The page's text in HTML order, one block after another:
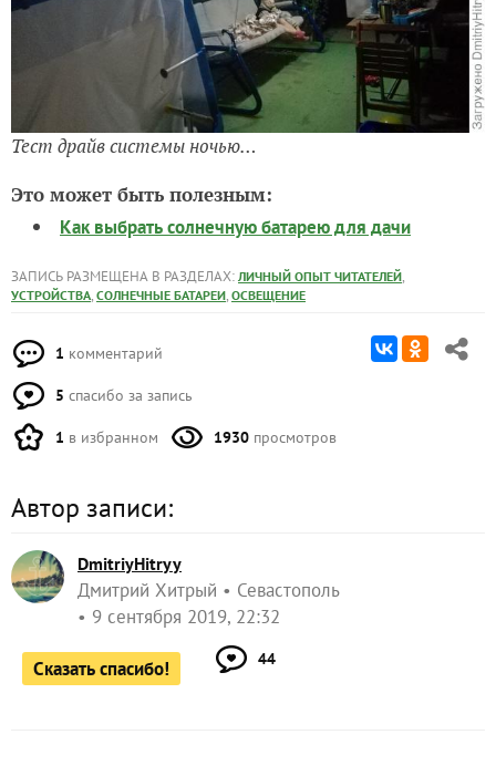
Тест драйв системы ночью…
Это может быть полезным:
Как выбрать солнечную батарею для дачи
ЗАПИСЬ РАЗМЕЩЕНА В РАЗДЕЛАХ: ЛИЧНЫЙ ОПЫТ ЧИТАТЕЛЕЙ,
УСТРОЙСТВА, СОЛНЕЧНЫЕ БАТАРЕИ, ОСВЕЩЕНИЕ
1 комментарий
5 спасибо за запись
1 в избранном 1930 просмотров
Автор записи:
DmitriyHitryy
Дмитрий Хитрый
Севастополь
9 сентября 2019, 22:32
Сказать спасибо! 44